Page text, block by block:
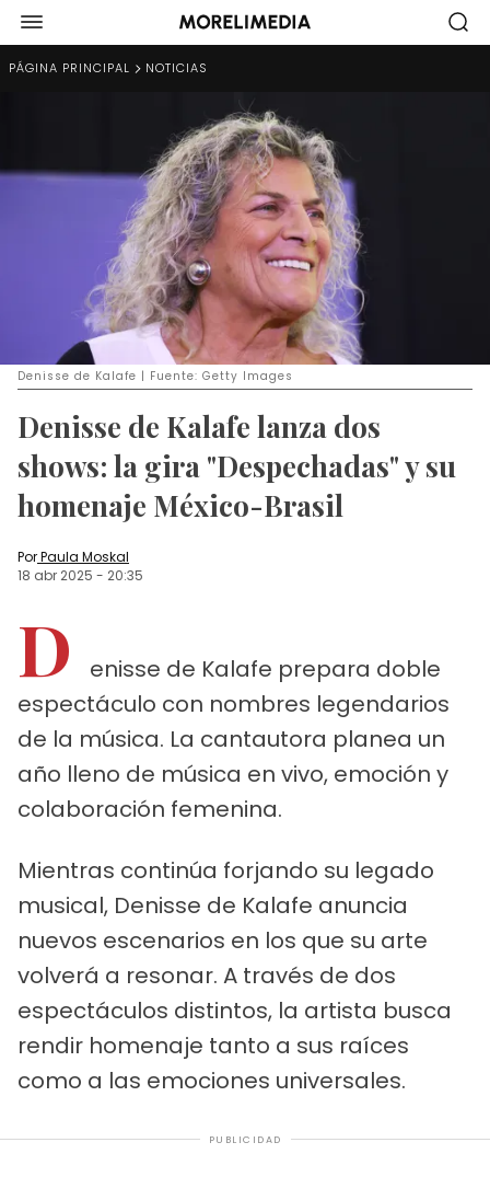
PÁGINA PRINCIPAL NOTICIAS
Denisse de Kalafe | Fuente: Getty Images
Denisse de Kalafe lanza dos
shows: la gira "Despechadas" y su
homenaje México-Brasil
PorPaula Moskal
18 abr 2025 - 20:35
D
enisse de Kalafe prepara doble
espectáculo con nombres legendarios
de la música. La cantautora planea un
año lleno de música en vivo, emoción y
colaboración femenina.
Mientras continúa forjando su legado
musical, Denisse de Kalafe anuncia
nuevos escenarios en los que su arte
volverá a resonar. A través de dos
espectáculos distintos, la artista busca
rendir homenaje tanto a sus raíces
como a las emociones universales.
PUBLICIDAD